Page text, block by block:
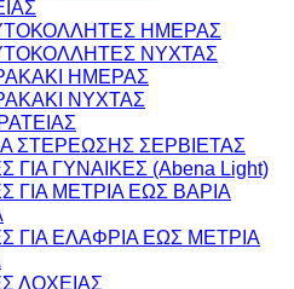
ΗΜΕΡΑΣ
ΝΥΧΤΑΣ
ΗΜΕΡΑΣ
ΝΥΧΤΑΣ
ΣΤΕΡΕΩΣΗΣ ΣΕΡΒΙΕΤΑΣ
ΓΙΑ ΓΥΝΑΙΚΕΣ (Abena Light)
ΓΙΑ ΜΕΤΡΙΑ ΕΩΣ ΒΑΡΙΑ
ΓΙΑ ΕΛΑΦΡΙΑ ΕΩΣ ΜΕΤΡΙΑ
ΛΟΧΕΙΑΣ